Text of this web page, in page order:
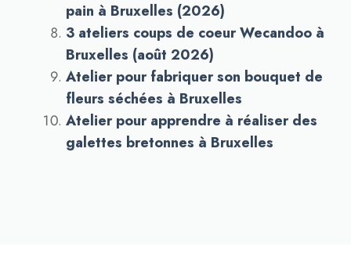
pain à Bruxelles (2026)
3 ateliers coups de coeur Wecandoo à
Bruxelles (août 2026)
Atelier pour fabriquer son bouquet de
fleurs séchées à Bruxelles
Atelier pour apprendre à réaliser des
galettes bretonnes à Bruxelles